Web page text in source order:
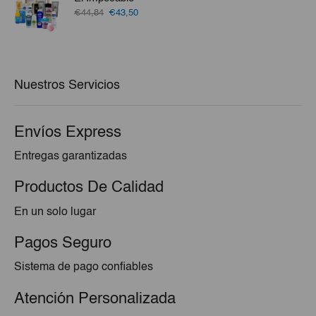
€17,94.
€44,84 El
€43,50El
Nuestros Servicios
Envíos Express
Entregas garantizadas
Productos De Calidad
En un solo lugar
Pagos Seguro
Sistema de pago confiables
Atención Personalizada